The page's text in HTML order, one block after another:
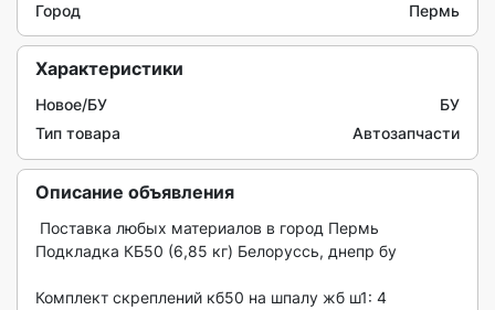
Город Пермь
Характеристики
Новое/БУ
БУ
Тип товара
Автозапчасти
Описание объявления
Подкладка КБ50 (6,85 кг) Белоруссь, днепр бу
Комплект скреплений кб50 на шпалу жб ш1: 4